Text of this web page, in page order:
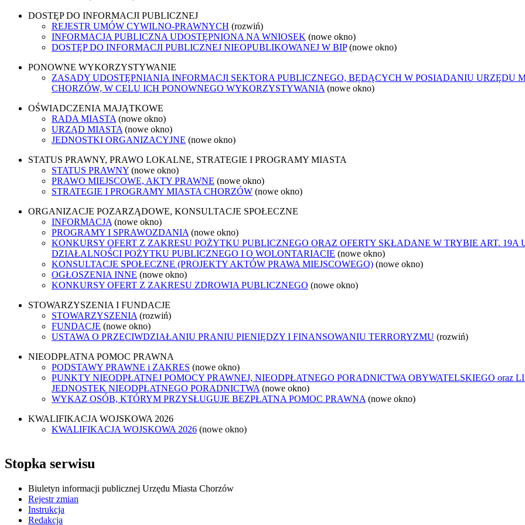
DOSTĘP DO INFORMACJI PUBLICZNEJ
REJESTR UMÓW CYWILNO-PRAWNYCH (rozwiń)
INFORMACJA PUBLICZNA UDOSTĘPNIONA NA WNIOSEK (nowe okno)
DOSTĘP DO INFORMACJI PUBLICZNEJ NIEOPUBLIKOWANEJ W BIP (nowe okno)
PONOWNE WYKORZYSTYWANIE
ZASADY UDOSTĘPNIANIA INFORMACJI SEKTORA PUBLICZNEGO, BĘDĄCYCH W POSIADANIU URZĘDU
CHORZÓW, W CELU ICH PONOWNEGO WYKORZYSTYWANIA (nowe okno)
OŚWIADCZENIA MAJĄTKOWE
RADA MIASTA (nowe okno)
URZĄD MIASTA (nowe okno)
JEDNOSTKI ORGANIZACYJNE (nowe okno)
STATUS PRAWNY, PRAWO LOKALNE, STRATEGIE I PROGRAMY MIASTA
STATUS PRAWNY (nowe okno)
PRAWO MIEJSCOWE, AKTY PRAWNE (nowe okno)
STRATEGIE I PROGRAMY MIASTA CHORZÓW (nowe okno)
ORGANIZACJE POZARZĄDOWE, KONSULTACJE SPOŁECZNE
INFORMACJA (nowe okno)
PROGRAMY I SPRAWOZDANIA (nowe okno)
KONKURSY OFERT Z ZAKRESU POŻYTKU PUBLICZNEGO ORAZ OFERTY SKŁADANE W TRYBIE ART. 19A
DZIAŁALNOŚCI POŻYTKU PUBLICZNEGO I O WOLONTARIACIE (nowe okno)
KONSULTACJE SPOŁECZNE (PROJEKTY AKTÓW PRAWA MIEJSCOWEGO) (nowe okno)
OGŁOSZENIA INNE (nowe okno)
KONKURSY OFERT Z ZAKRESU ZDROWIA PUBLICZNEGO (nowe okno)
STOWARZYSZENIA I FUNDACJE
STOWARZYSZENIA (rozwiń)
FUNDACJE (nowe okno)
USTAWA O PRZECIWDZIAŁANIU PRANIU PIENIĘDZY I FINANSOWANIU TERRORYZMU (rozwiń)
NIEODPŁATNA POMOC PRAWNA
PODSTAWY PRAWNE i ZAKRES (nowe okno)
PUNKTY NIEODPŁATNEJ POMOCY PRAWNEJ, NIEODPŁATNEGO PORADNICTWA OBYWATELSKIEGO oraz
JEDNOSTEK NIEODPŁATNEGO PORADNICTWA (nowe okno)
WYKAZ OSÓB, KTÓRYM PRZYSŁUGUJE BEZPŁATNA POMOC PRAWNA (nowe okno)
KWALIFIKACJA WOJSKOWA 2026
KWALIFIKACJA WOJSKOWA 2026 (nowe okno)
Stopka serwisu
Biuletyn informacji publicznej Urzędu Miasta Chorzów
Rejestr zmian
Instrukcja
Redakcja